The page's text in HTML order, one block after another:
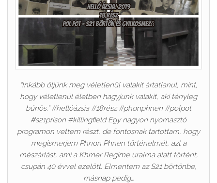
“Inkább öljünk meg véletlenül valakit ártatlanul, mint,
hogy véletlenül életben hagyjunk valakit, aki tényleg
bűnös.” #hellóázsia #18rész #phonphnen #polpot
#s21prison #killingfield Egy nagyon nyomasztó
programon vettem részt, de fontosnak tartottam, hogy
megismerjem Phnon Phnen történelmét, azt a
mészárlást, ami a Khmer Regime uralma alatt történt,
csupán 40 évvel ezelőtt. Elmentem az S21 börtönbe,
másnap pedig…